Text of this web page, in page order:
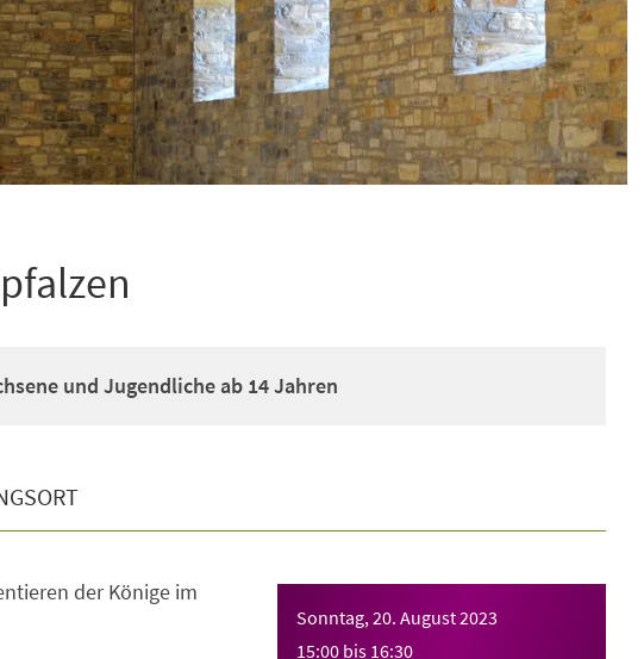
und Jugendliche ab 14 Jahren
Sonntag, 20. August 2023
15:00 bis 16:30
der Könige im